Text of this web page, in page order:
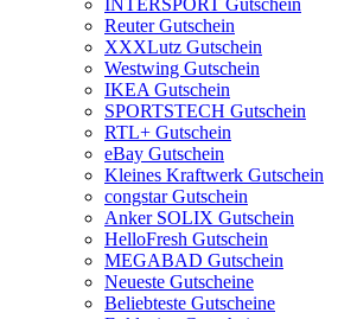
INTERSPORT Gutschein
Reuter Gutschein
XXXLutz Gutschein
Westwing Gutschein
IKEA Gutschein
SPORTSTECH Gutschein
RTL+ Gutschein
eBay Gutschein
Kleines Kraftwerk Gutschein
congstar Gutschein
Anker SOLIX Gutschein
HelloFresh Gutschein
MEGABAD Gutschein
Neueste Gutscheine
Beliebteste Gutscheine